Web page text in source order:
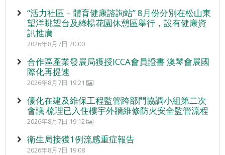
“活力社區 – 體育健康諮詢站” 8月份分別在松山東
望洋眺望台及綠楊花園休憩區舉行，設有健康資
訊推廣
2026年8月7日 20:00
合作區產業發展局獲授ICCA會員證書 澳琴會展國
際化再提速
2026年8月7日 19:21
優化在建及維保工程監管跨部門協調小組第二次
會議 梳理已入住樓宇外牆維修防火安全監管流程
2026年8月7日 19:12
衛生局接獲1例流感重症報告
2026年8月7日 19:08